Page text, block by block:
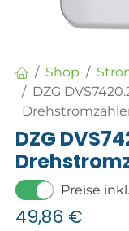
Shop
DZG
DZG
Preise
49,86 €